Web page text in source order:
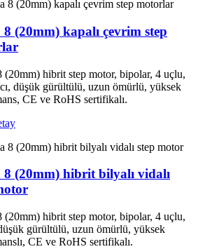
8 (20mm) kapalı çevrim step
(20mm) hibrit step motor, bipolar, 4 uçlu,
düşük gürültülü, uzun ömürlü, yüksek
CE ve RoHS sertifikalı.
8 (20mm) hibrit bilyalı vidalı
(20mm) hibrit step motor, bipolar, 4 uçlu,
gürültülü, uzun ömürlü, yüksek
CE ve RoHS sertifikalı.